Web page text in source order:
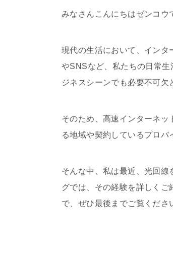
みなさんこんにちはゼンコウ
現代の生活において、インタ
やSNSなど、私たちの日常
ジネスシーンでも必要不可欠
そのため、高速インターネ
る地域や契約しているプロバ
そんな中、私は最近、光回線
グでは、その経験を詳しくご
で、ぜひ最後までご覧くださ